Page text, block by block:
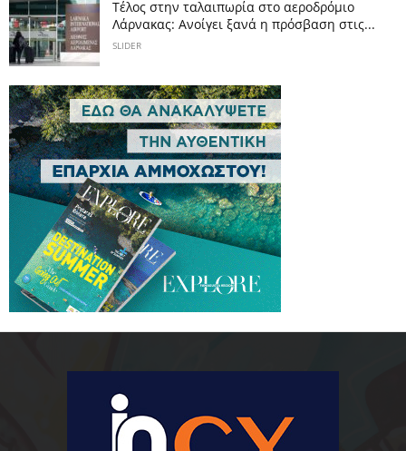
Tέλος στην ταλαιπωρία στο αεροδρόμιο
Λάρνακας: Ανοίγει ξανά η πρόσβαση στις...
SLIDER